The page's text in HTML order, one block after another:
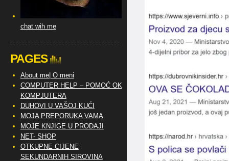
chat wih me
PAGES
About me| O meni
COMPUTER HELP – POMOĆ OKO
KOMPJUTERA
DUHOVI U VAŠOJ KUĆI
MOJA PREPORUKA VAMA
MOJE KNJIGE U PRODAJI
NET- SHOP
OTKUPNE CIJENE
SEKUNDARNIH SIROVINA